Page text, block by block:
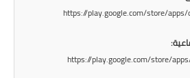
المرحلة الابتدائية
https://play.google.com/store/
https://play.google.com/store/